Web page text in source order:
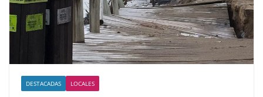
DESTACADAS LOCALES